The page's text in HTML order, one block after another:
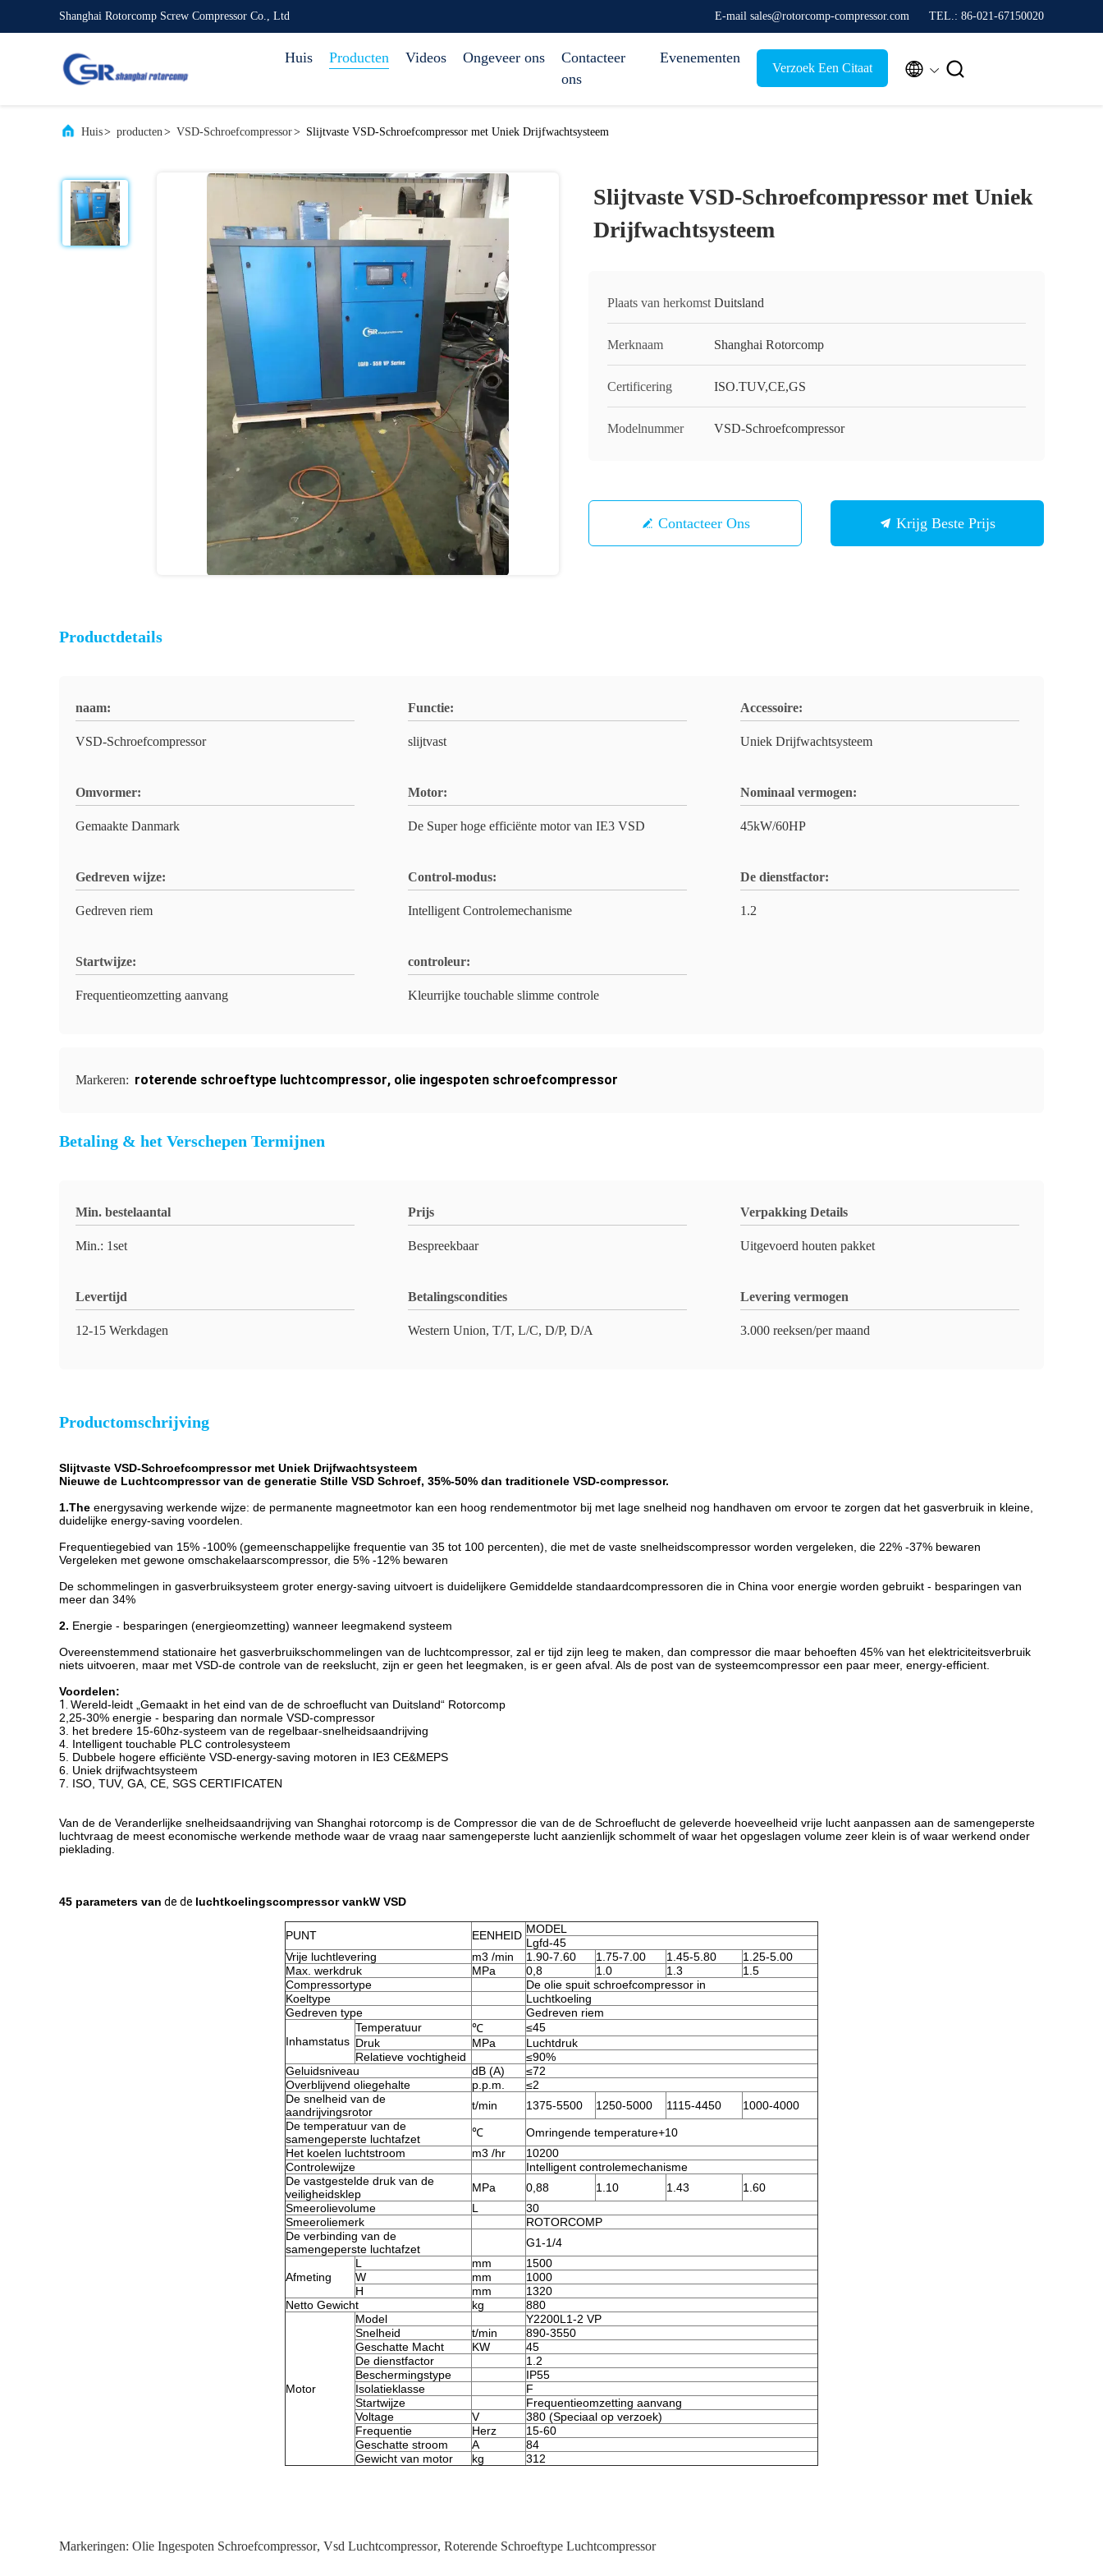
Shanghai Rotorcomp Screw Compressor Co., Ltd E-mail sales@rotorcomp-compressor.com TEL.: 86-021-67150020
Huis Producten Videos Ongeveer ons
Contacteer
ons
Evenementen
Verzoek Een Citaat  
Huis> producten> VSD-Schroefcompressor> Slijtvaste VSD-Schroefcompressor met Uniek Drijfwachtsysteem
Slijtvaste VSD-Schroefcompressor met Uniek
Drijfwachtsysteem
Plaats van herkomst Duitsland
Merknaam Shanghai Rotorcomp
Certificering ISO.TUV,CE,GS
Modelnummer VSD-Schroefcompressor
Contacteer Ons Krijg Beste Prijs
Productdetails
naam:
VSD-Schroefcompressor
Functie:
slijtvast
Accessoire:
Uniek Drijfwachtsysteem
Omvormer:
Gemaakte Danmark
Motor:
De Super hoge efficiënte motor van IE3 VSD
Nominaal vermogen:
45kW/60HP
Gedreven wijze:
Gedreven riem
Control-modus:
Intelligent Controlemechanisme
De dienstfactor:
1.2
Startwijze:
Frequentieomzetting aanvang
controleur:
Kleurrijke touchable slimme controle
Markeren: roterende schroeftype luchtcompressor, olie ingespoten schroefcompressor
Betaling & het Verschepen Termijnen
Min. bestelaantal
Min.: 1set
Prijs
Bespreekbaar
Verpakking Details
Uitgevoerd houten pakket
Levertijd
12-15 Werkdagen
Betalingscondities
Western Union, T/T, L/C, D/P, D/A
Levering vermogen
3.000 reeksen/per maand
Productomschrijving
Slijtvaste VSD-Schroefcompressor met Uniek Drijfwachtsysteem
Nieuwe de Luchtcompressor van de generatie Stille VSD Schroef, 35%-50% dan traditionele VSD-compressor.
1.The energysaving werkende wijze: de permanente magneetmotor kan een hoog rendementmotor bij met lage snelheid nog handhaven om ervoor te zorgen dat het gasverbruik in kleine,
duidelijke energy-saving voordelen.
Frequentiegebied van 15% -100% (gemeenschappelijke frequentie van 35 tot 100 percenten), die met de vaste snelheidscompressor worden vergeleken, die 22% -37% bewaren
Vergeleken met gewone omschakelaarscompressor, die 5% -12% bewaren
De schommelingen in gasverbruiksysteem groter energy-saving uitvoert is duidelijkere Gemiddelde standaardcompressoren die in China voor energie worden gebruikt - besparingen van
meer dan 34%
2. Energie - besparingen (energieomzetting) wanneer leegmakend systeem
Overeenstemmend stationaire het gasverbruikschommelingen van de luchtcompressor, zal er tijd zijn leeg te maken, dan compressor die maar behoeften 45% van het elektriciteitsverbruik
niets uitvoeren, maar met VSD-de controle van de reekslucht, zijn er geen het leegmaken, is er geen afval. Als de post van de systeemcompressor een paar meer, energy-efficient.
Voordelen:
1. Wereld-leidt „Gemaakt in het eind van de de schroeflucht van Duitsland“ Rotorcomp
2,25-30% energie - besparing dan normale VSD-compressor
3. het bredere 15-60hz-systeem van de regelbaar-snelheidsaandrijving
4. Intelligent touchable PLC controlesysteem
5. Dubbele hogere efficiënte VSD-energy-saving motoren in IE3 CE&MEPS
6. Uniek drijfwachtsysteem
7. ISO, TUV, GA, CE, SGS CERTIFICATEN
Van de de Veranderlijke snelheidsaandrijving van Shanghai rotorcomp is de Compressor die van de de Schroeflucht de geleverde hoeveelheid vrije lucht aanpassen aan de samengeperste
luchtvraag de meest economische werkende methode waar de vraag naar samengeperste lucht aanzienlijk schommelt of waar het opgeslagen volume zeer klein is of waar werkend onder
pieklading.
45 parameters van de de luchtkoelingscompressor vankW VSD
PUNT EENHEID MODEL
Lgfd-45
Vrije luchtlevering
m3 /min 1.90-7.60 1.75-7.00 1.45-5.80
1.25-5.00
Max. werkdruk
MPa 0,8 1.0 1.3
1.5
Compressortype
De olie spuit schroefcompressor in
Koeltype
Luchtkoeling
Gedreven type
Gedreven riem
Inhamstatus
Temperatuur ℃
≤45
Druk
MPa
Luchtdruk
Relatieve vochtigheid
≤90%
Geluidsniveau
dB (A)
≤72
Overblijvend oliegehalte
p.p.m.
≤2
De snelheid van de
aandrijvingsrotor
t/min 1375-5500 1250-5000 1115-4450
1000-4000
De temperatuur van de
samengeperste luchtafzet
℃
Omringende temperature+10
Het koelen luchtstroom
m3 /hr
10200
Controlewijze
Intelligent controlemechanisme
De vastgestelde druk van de
veiligheidsklep
MPa 0,88 1.10 1.43
1.60
Smeerolievolume
L
30
Smeeroliemerk
ROTORCOMP
De verbinding van de
samengeperste luchtafzet
G1-1/4
Afmeting
L mm
1500
W
mm
1000
H
mm
1320
Netto Gewicht
kg 880
Motor
Model
Y2200L1-2 VP
Snelheid
t/min
890-3550
Geschatte Macht
KW
45
De dienstfactor
1.2
Beschermingstype
IP55
Isolatieklasse
F
Startwijze
Frequentieomzetting aanvang
Voltage
V
380 (Speciaal op verzoek)
Frequentie
Herz
15-60
Geschatte stroom
A
84
Gewicht van motor
kg 312
Markeringen: Olie Ingespoten Schroefcompressor, Vsd Luchtcompressor, Roterende Schroeftype Luchtcompressor